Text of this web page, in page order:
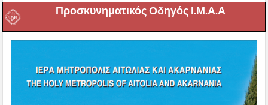
Προσκυνηματικός Οδηγός Ι.Μ.Α.Α